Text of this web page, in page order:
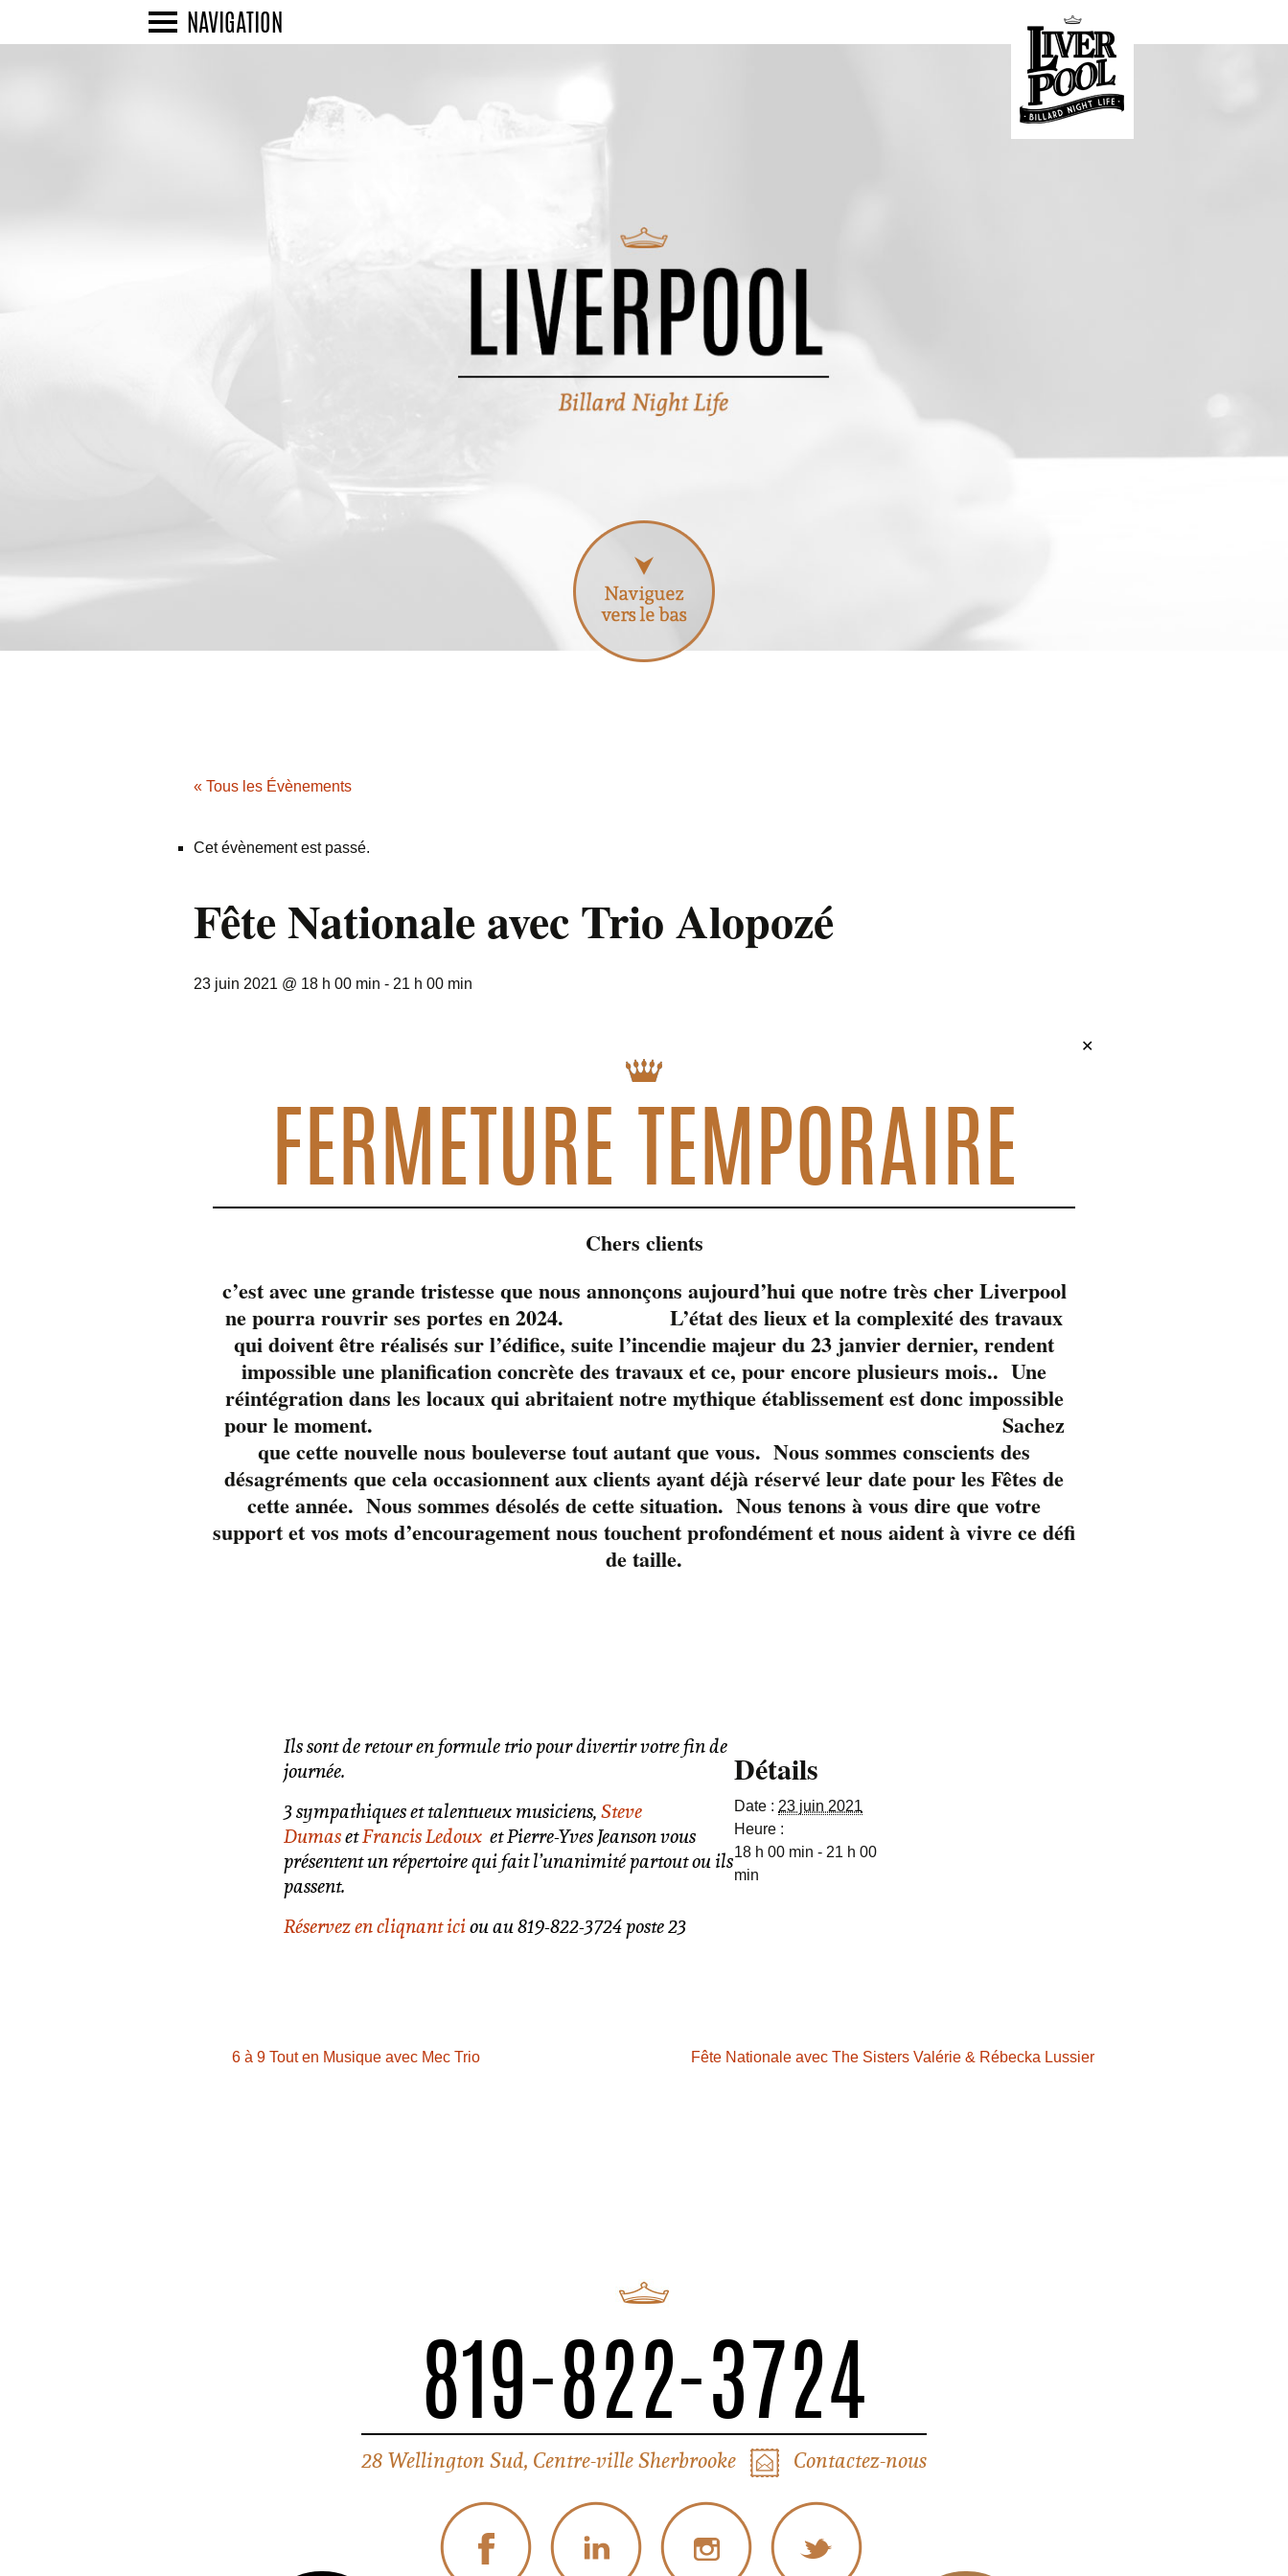
NAVIGATION
« Tous les Évènements
Cet évènement est passé.
Fête Nationale avec Trio Alopozé
23 juin 2021 @ 18 h 00 min - 21 h 00 min
Ils sont de retour en formule trio pour divertir votre fin de
journée.
3 sympathiques et talentueux musiciens,Steve
DumasetFrancis Ledoux et Pierre-Yves Jeanson vous
présentent un répertoire qui fait l’unanimité partout ou ils
passent.
Réservez en cliqnant iciouau 819-822-3724 poste 23
Détails
Date : 23 juin 2021
Heure :
18 h 00 min - 21 h 00
min
6 à 9 Tout en Musique avec Mec Trio Fête Nationale avec The Sisters Valérie & Rébecka Lussier
819-822-3724
28 Wellington Sud, Centre-ville Sherbrooke Contactez-nous
✕
FERMETURE TEMPORAIRE
Chers clients
c’est avec une grande tristesse que nous annonçons aujourd’hui que notre très cher Liverpool
ne pourra rouvrir ses portes en 2024. L’état des lieux et la complexité des travaux
qui doivent être réalisés sur l’édifice, suite l’incendie majeur du 23 janvier dernier, rendent
impossible une planification concrète des travaux et ce, pour encore plusieurs mois.. Une
réintégration dans les locaux qui abritaient notre mythique établissement est donc impossible
pour le moment. Sachez
que cette nouvelle nous bouleverse tout autant que vous. Nous sommes conscients des
désagréments que cela occasionnent aux clients ayant déjà réservé leur date pour les Fêtes de
cette année. Nous sommes désolés de cette situation. Nous tenons à vous dire que votre
support et vos mots d’encouragement nous touchent profondément et nous aident à vivre ce défi
de taille.